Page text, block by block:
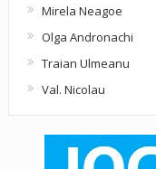
Mirela Neagoe
Olga Andronachi
Traian Ulmeanu
Val. Nicolau